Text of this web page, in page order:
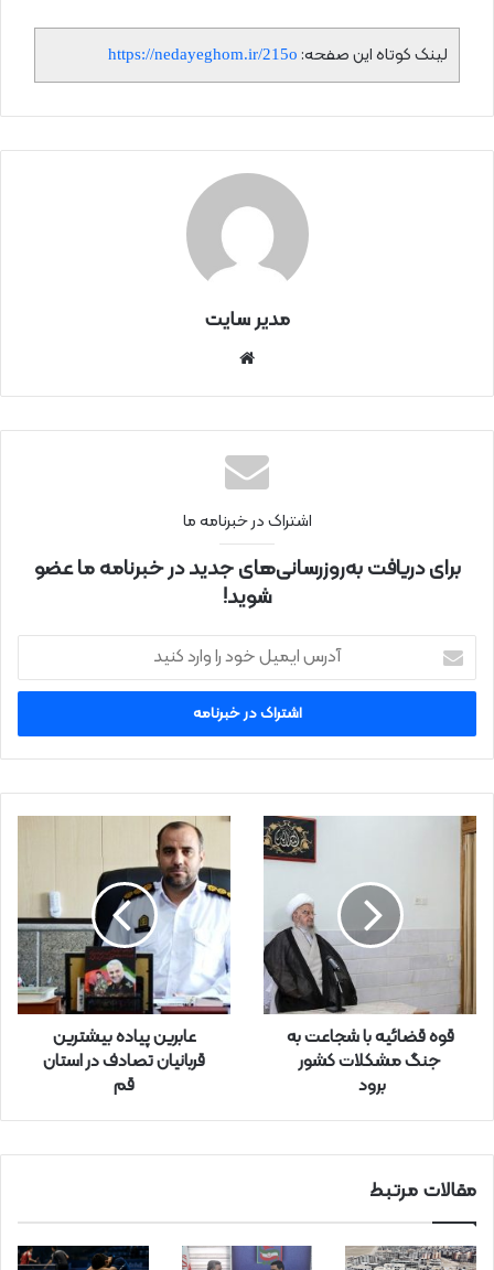
لینک کوتاه این صفحه: https://nedayeghom.ir/215o
مدیر سایت
نتی
اشتراک در خبرنامه ما
برای دریافت به‌روزرسانی‌های جدید در خبرنامه ما عضو
شوید!
ر
ا
ی
ل
خ
ر
قوه قضائیه با شجاعت به
جنگ مشکلات کشور
برود
عابرین پیاده بیشترین
قربانیان تصادف در استان
قم
مقالات مرتبط